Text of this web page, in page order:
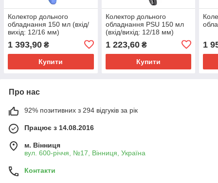
Колектор дольного
обладнання 150 мл (вхід/
вихід: 12/16 мм)
1 393,90 ₴
Купити
Колектор дольного
обладнання PSU 150 мл
(вхід/вихід: 12/18 мм)
1 223,60₴
Купити
1
Про нас
92% позитивних з 294 відгуків за рік
Працює з 14.08.2016
м. Вінниця
вул. 600-річчя, №17, Вінниця, Україна
Контакти